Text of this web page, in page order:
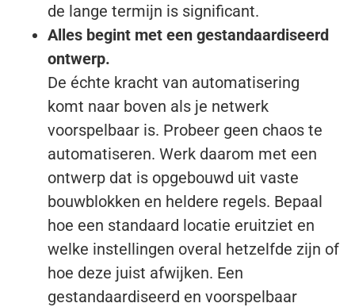
de lange termijn is significant.
Alles begint met een gestandaardiseerd
ontwerp.
De échte kracht van automatisering
komt naar boven als je netwerk
voorspelbaar is. Probeer geen chaos te
automatiseren. Werk daarom met een
ontwerp dat is opgebouwd uit vaste
bouwblokken en heldere regels. Bepaal
hoe een standaard locatie eruitziet en
welke instellingen overal hetzelfde zijn of
hoe deze juist afwijken. Een
gestandaardiseerd en voorspelbaar